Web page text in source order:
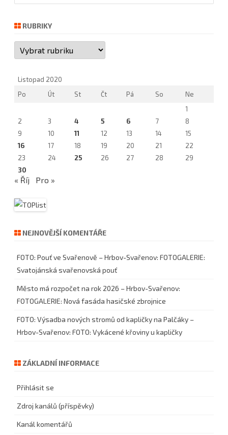
r
RUBRIKY
Rubriky
Listopad 2020
Po
Út St Čt Pá So
Ne
1
2
3 4 5 6 7
8
9
10 11 12 13 14
15
16
17 18 19 20 21
22
23
24 25 26 27 28
29
30
« Říj Pro »
NEJNOVĚJŠÍ KOMENTÁŘE
FOTO: Pouť ve Svařenově – Hrbov-Svařenov: FOTOGALERIE:
Svatojánská svařenovská pouť
Město má rozpočet na rok 2026 – Hrbov-Svařenov:
FOTOGALERIE: Nová fasáda hasičské zbrojnice
FOTO: Výsadba nových stromů od kapličky na Palčáky –
Hrbov-Svařenov: FOTO: Vykácené křoviny u kapličky
ZÁKLADNÍ INFORMACE
Přihlásit se
Zdroj kanálů (příspěvky)
Kanál komentářů